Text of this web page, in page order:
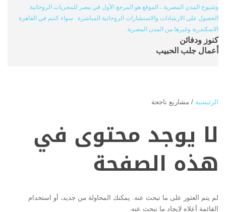
وشيوخ المدن المصرية ، الموقع هو المرجع الأول في مصر للمجربات الروحانية.
الحصول على الارشادات والاستشارات الروحانية المباشرة . سواء كنتم في القاهرة
الاسكندرية وغيرها من المدن المصرية .
كنوز ودفائن
أعمال جلب الحبيب
الرئيسية / مشاريع ناجحة
لا يوجد محتوى في
هذه الصفحة
لم يتم العثور على ما تبحث عنه. يمكنك المحاولة من جديد، أو استخدام
القائمة أعلاه لإيجاد ما تبحث عنه.